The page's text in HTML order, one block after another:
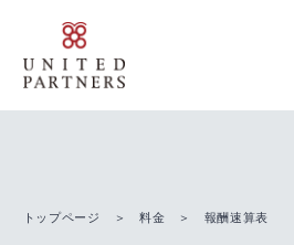
トップページ ＞ 料金 ＞ 報酬速算表